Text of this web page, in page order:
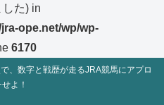
た) in
ope.net/wp/wp-
6170
、数字と戦歴が走るJRA競馬にアプロ
よ！